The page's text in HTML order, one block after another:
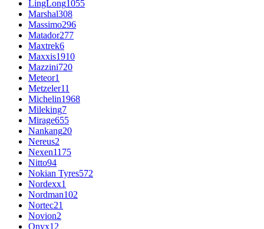
LingLong1055
Marshal308
Massimo296
Matador277
Maxtrek6
Maxxis1910
Mazzini720
Meteor1
Metzeler11
Michelin1968
Mileking7
Mirage655
Nankang20
Nereus2
Nexen1175
Nitto94
Nokian Tyres572
Nordexx1
Nordman102
Nortec21
Novion2
Onyx12